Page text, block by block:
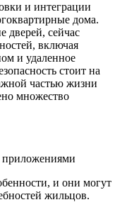
и интеграции
дома.
дверей, сейчас
включая
и удаленное
стоит на
частью жизни
множество
и они могут
жильцов.